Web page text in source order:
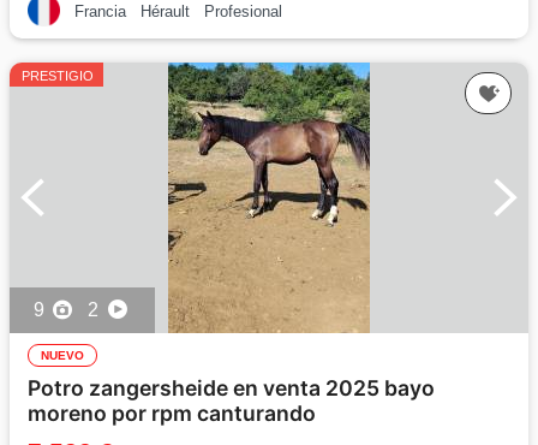
Francia Hérault Profesional
PRESTIGIO
9 2
NUEVO
Potro zangersheide en venta 2025 bayo
moreno por rpm canturando